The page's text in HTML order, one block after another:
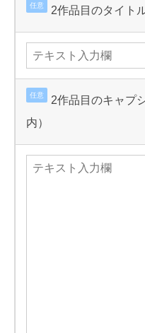
任意 2作品目のタイト
任意
2作品目のキャプ
内）